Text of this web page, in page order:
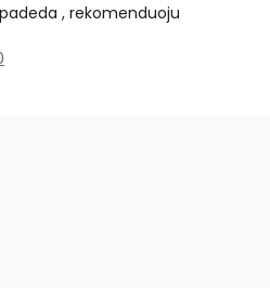
, rekomenduoju